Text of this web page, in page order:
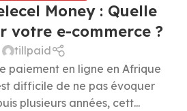
Money : Quelle
votre e-commerce ?
tillpaid
paiement en ligne en Afrique
difficile de ne pas évoquer
plusieurs années, cett...